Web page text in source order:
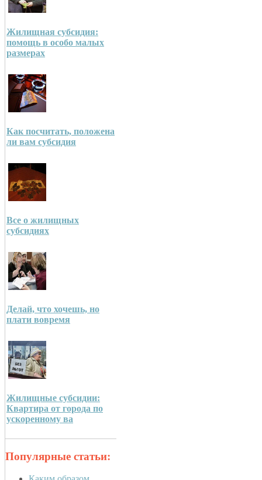
Жилищная субсидия:
помощь в особо малых
размерах
Как посчитать, положена
ли вам субсидия
Все о жилищных
субсидиях
Делай, что хочешь, но
плати вовремя
Жилищные субсидии:
Квартира от города по
ускоренному ва
Популярные статьи: